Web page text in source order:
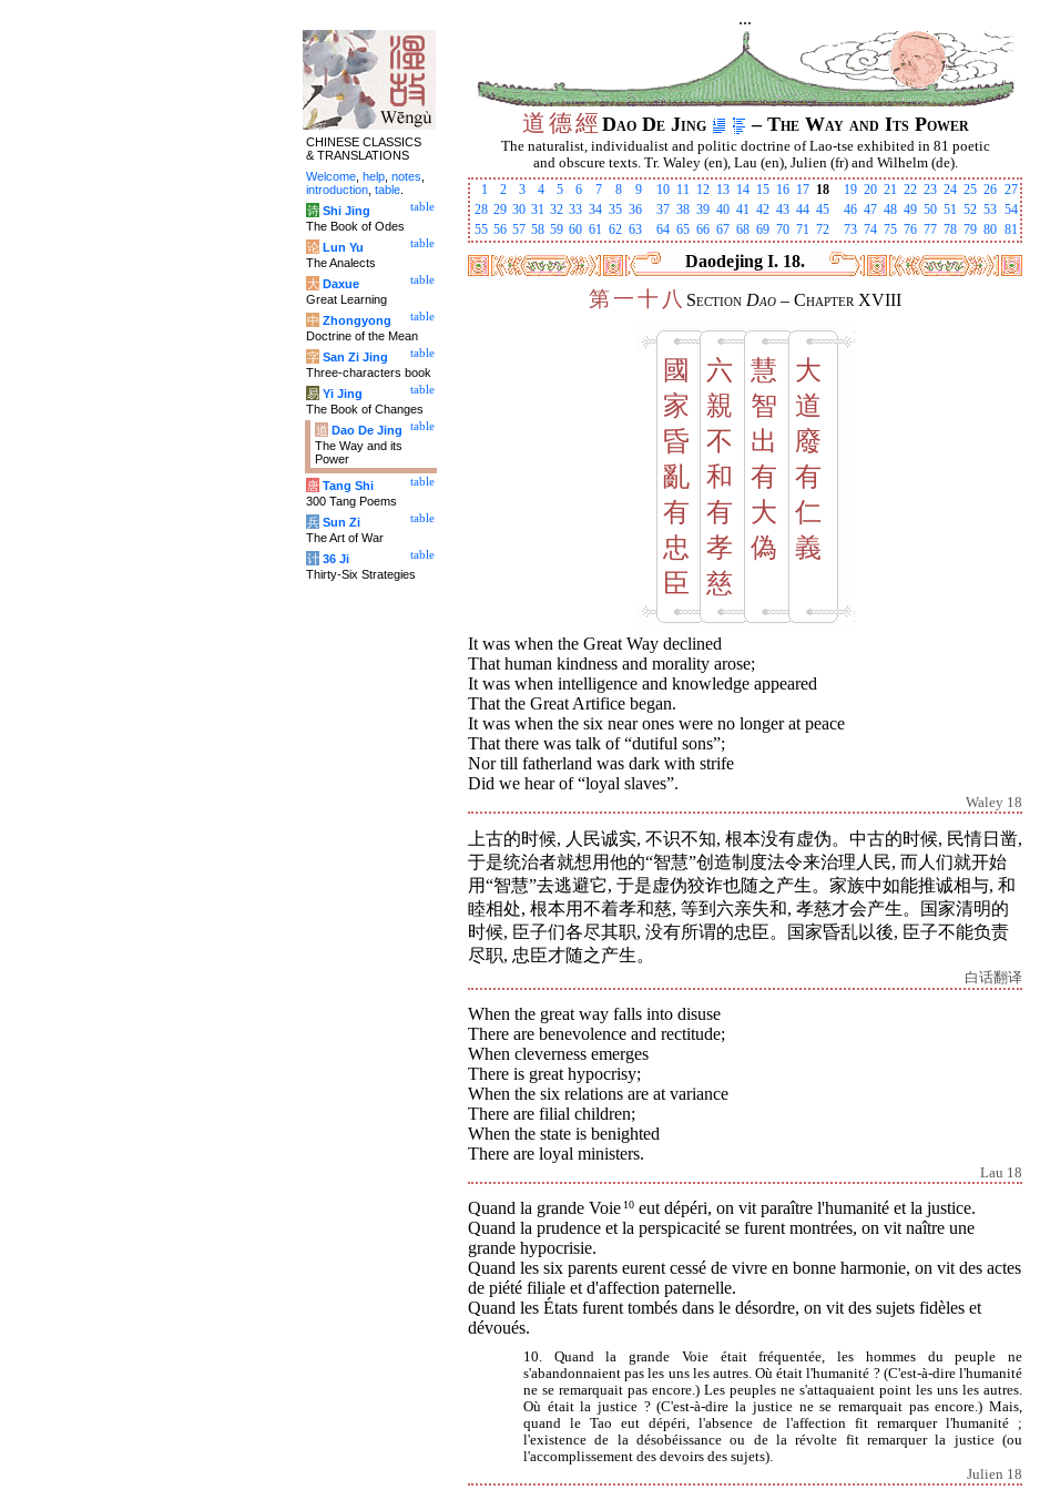
...
道 德經 Dao De Jing – The Way and Its Power
The naturalist, individualist and politic doctrine of Lao-tse exhibited in 81 poetic
and obscure texts. Tr. Waley (en), Lau (en), Julien (fr) and Wilhelm (de).
1
2 3 4 5 6 7 8 9 10 11 12 13 14 15 16 17 18 19 20 21 22 23 24 25 26 27
28 29 30 31 32 33 34 35 36 37 38 39 40 41 42 43 44 45 46 47 48 49 50 51 52 53 54
55 56 57 58 59 60 61 62 63 64 65 66 67 68 69 70 71 72 73 74 75 76 77 78 79 80 81
Daodejing I. 18.
第一十 八 Section Dao – Chapter XVIII
國
家
昏
亂
有
忠
臣
六
親
不
和
有
孝
慈
慧
智
出
有
大
偽
大
道
廢
有
仁
義
It was when the Great Way declined
That human kindness and morality arose;
It was when intelligence and knowledge appeared
That the Great Artifice began.
It was when the six near ones were no longer at peace
That there was talk of “dutiful sons”;
Nor till fatherland was dark with strife
Did we hear of “loyal slaves”.
Waley 18
上古的时候, 人民诚实, 不识不知, 根本没有虚伪。中古的时候, 民情日凿,
于是统治者就想用他的“智慧”创造制度法令来治理人民, 而人们就开始
用“智慧”去逃避它, 于是虚伪狡诈也随之产生。家族中如能推诚相与, 和
睦相处, 根本用不着孝和慈, 等到六亲失和, 孝慈才会产生。国家清明的
时候, 臣子们各尽其职, 没有所谓的忠臣。国家昏乱以後, 臣子不能负责
尽职, 忠臣才随之产生。
白话翻译
When the great way falls into disuse
There are benevolence and rectitude;
When cleverness emerges
There is great hypocrisy;
When the six relations are at variance
There are filial children;
When the state is benighted
There are loyal ministers.
Lau 18
Quand la grande Voie 10 eut dépéri, on vit paraître l'humanité et la justice.
Quand la prudence et la perspicacité se furent montrées, on vit naître une
grande hypocrisie.
Quand les six parents eurent cessé de vivre en bonne harmonie, on vit des actes
de piété filiale et d'affection paternelle.
Quand les États furent tombés dans le désordre, on vit des sujets fidèles et
dévoués.
10. Quand la grande Voie était fréquentée, les hommes du peuple ne
s'abandonnaient pas les uns les autres. Où était l'humanité ? (C'est-à-dire l'humanité
ne se remarquait pas encore.) Les peuples ne s'attaquaient point les uns les autres.
Où était la justice ? (C'est-à-dire la justice ne se remarquait pas encore.) Mais,
quand le Tao eut dépéri, l'absence de l'affection fit remarquer l'humanité ;
l'existence de la désobéissance ou de la révolte fit remarquer la justice (ou
l'accomplissement des devoirs des sujets).
Julien 18
CHINESE CLASSICS
& TRANSLATIONS
Welcome help notes
introduction table
table
诗 Shi Jing
The Book of Odes
table
论 Lun Yu
The Analects
table
大 Daxue
Great Learning
table
中 Zhongyong
Doctrine of the Mean
table
字 San Zi Jing
Three-characters book
table
易 Yi Jing
The Book of Changes
table
道 Dao De Jing
The Way and its
Power
table
唐 Tang Shi
300 Tang Poems
table
兵 Sun Zi
The Art of War
table
计 36 Ji
Thirty-Six Strategies